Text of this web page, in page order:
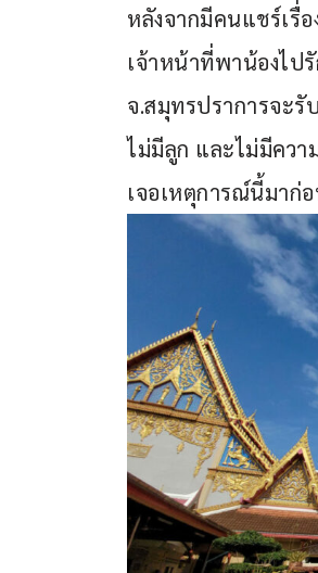
หลังจากมีคนแชร์เรื่
เจ้าหน้าที่พาน้องไป
จ.สมุทรปราการจะรั
ไม่มีลูก และไม่มีควา
เจอเหตุการณ์นี้มาก่